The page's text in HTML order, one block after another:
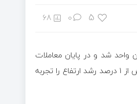
5
0
68
رشد ۲.۴ درصدی با قدرت وارد کانال ۵ میلیون واحد شد و در پایان معاملات
امروز در عدد ۵ میلیون و ۱۰۱ هزار واحد آرام گرفت. بر این اساس شاخص کل هم وزن نیز بیش از ۱ درصد رشد ارتفاع را تجربه